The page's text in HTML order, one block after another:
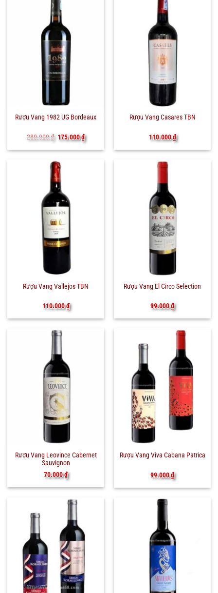
Rượu Vang 1982 UG Bordeaux
280.000₫ Giá
gốc
là:
175.000₫Giá
hiện
tại
175.000 ₫.
Rượu Vang Casares TBN
110.000₫
Rượu Vang Vallejos TBN
110.000₫
Rượu Vang El Circo Selection
99.000₫
Rượu Vang Leovince Cabernet
Sauvignon
70.000₫
Rượu Vang Viva Cabana Patrica
99.000₫